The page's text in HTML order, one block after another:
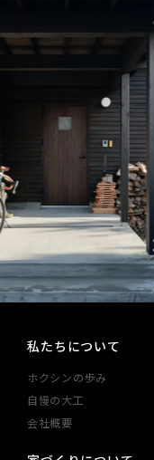
私たちについて
ホクシンの歩み
自慢の大工
会社概要